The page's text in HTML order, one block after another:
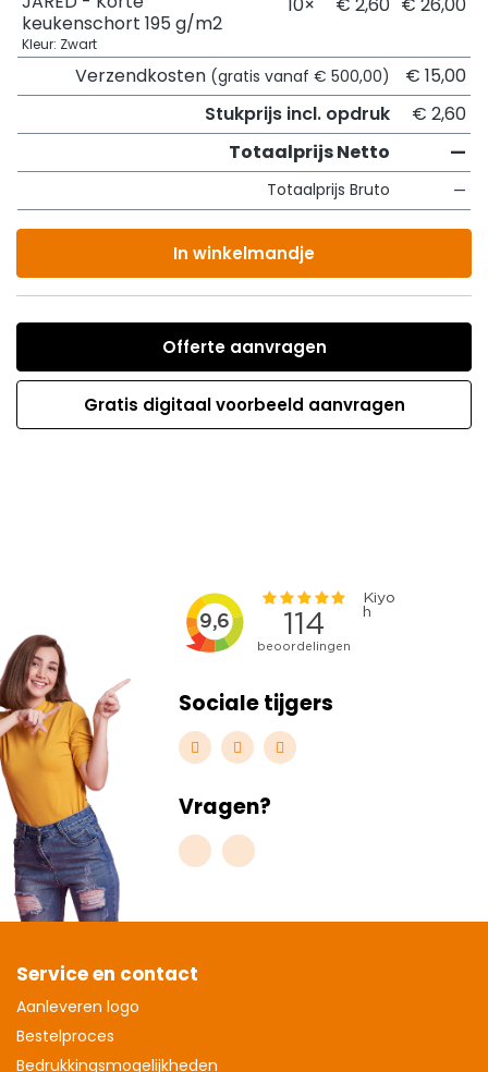
keukenschort 195 g/m2
Kleur: Zwart
Verzendkosten (gratis vanaf € 500,00)
€ 15,00
Stukprijs incl. opdruk
€ 2,60
Totaalprijs Netto
—
Totaalprijs Bruto —
In winkelmandje
Offerte aanvragen
Gratis digitaal voorbeeld aanvragen
Sociale tijgers
Vragen?
Service en contact
Aanleveren logo
Bestelproces
Bedrukkingsmogelijkheden